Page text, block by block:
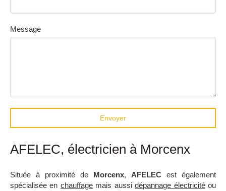
Message
Envoyer
AFELEC, électricien à Morcenx
Située à proximité de Morcenx, AFELEC est également
spécialisée en chauffagemais aussidépannage électricitéou